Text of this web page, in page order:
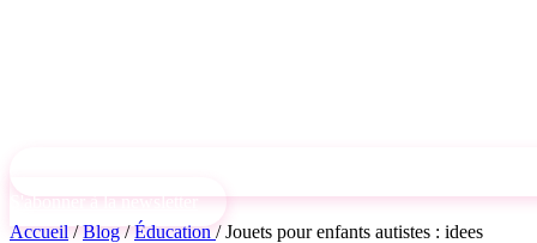
S'abonner à la newsletter
Accueil / Blog / Éducation / Jouets pour enfants autistes : idees